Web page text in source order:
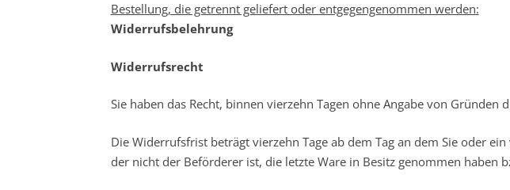
Bestellung, die getrennt geliefert oder entgegengenommen werden:
Widerrufsbelehrung
Widerrufsrecht
Sie haben das Recht, binnen vierzehn Tagen ohne Angabe von Gründen
Die Widerrufsfrist beträgt vierzehn Tage ab dem Tag an dem Sie oder
der nicht der Beförderer ist, die letzte Ware in Besitz genommen haben